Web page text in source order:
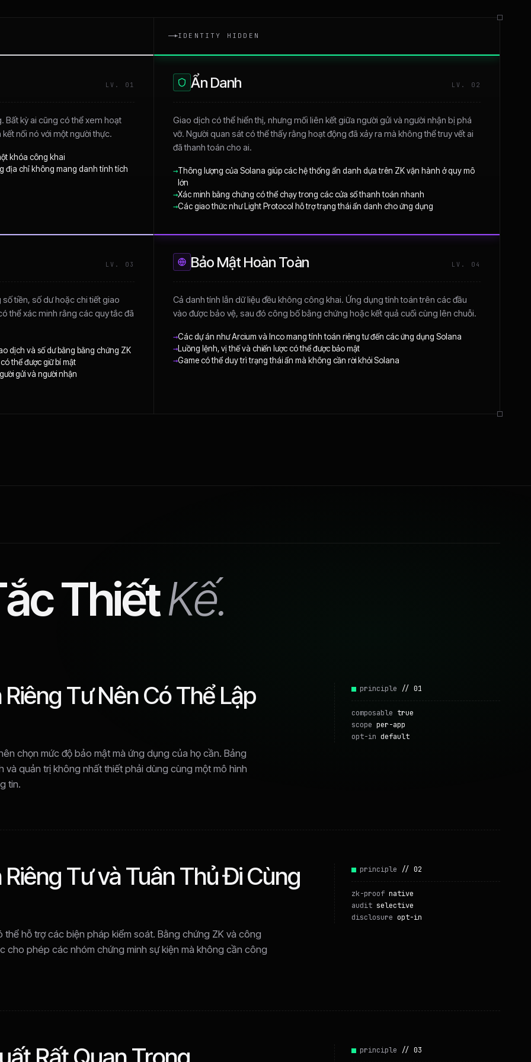
IDENTITY HIDDEN
LV. 01
Bất kỳ ai cũng có thể xem hoạt
nối nó với một người thực.
khóa công khai
địa chỉ không mang danh tính tích
Ẩn Danh LV. 02
Giao dịch có thể hiển thị, nhưng mối liên kết giữa người gửi và người nhận bị phá
vỡ. Người quan sát có thể thấy rằng hoạt động đã xảy ra mà không thể truy vết ai
đã thanh toán cho ai.
→Thông lượng của Solana giúp các hệ thống ẩn danh dựa trên ZK vận hành ở quy mô
lớn
→Xác minh bằng chứng có thể chạy trong các cửa sổ thanh toán nhanh
→Các giao thức như Light Protocol hỗ trợ trạng thái ẩn danh cho ứng dụng
LV. 03
tiền, số dư hoặc chi tiết giao
thể xác minh rằng các quy tắc đã
dịch và số dư bằng bằng chứng ZK
thể được giữ bí mật
gửi và người nhận
Bảo Mật Hoàn Toàn LV. 04
Cả danh tính lẫn dữ liệu đều không công khai. Ứng dụng tính toán trên các đầu
vào được bảo vệ, sau đó công bố bằng chứng hoặc kết quả cuối cùng lên chuỗi.
→Các dự án như Arcium và Inco mang tính toán riêng tư đến các ứng dụng Solana
→Luồng lệnh, vị thế và chiến lược có thể được bảo mật
→Game có thể duy trì trạng thái ẩn mà không cần rời khỏi Solana
ThiếtKế.
Tư Nên Có Thể Lập
chọn mức độ bảo mật mà ứng dụng của họ cần. Bảng
và quản trị không nhất thiết phải dùng cùng một mô hình
tin.
principle // 01
composable true
scope per-app
opt-in default
Tư và Tuân Thủ Đi Cùng
thể hỗ trợ các biện pháp kiểm soát. Bằng chứng ZK và công
cho phép các nhóm chứng minh sự kiện mà không cần công
principle // 02
zk-proof native
audit selective
disclosure opt-in
principle // 03